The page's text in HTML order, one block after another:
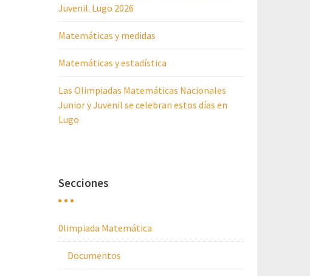
Juvenil. Lugo 2026
Matemáticas y medidas
Matemáticas y estadística
Las Olimpiadas Matemáticas Nacionales
Junior y Juvenil se celebran estos días en
Lugo
Secciones
0limpiada Matemática
Documentos